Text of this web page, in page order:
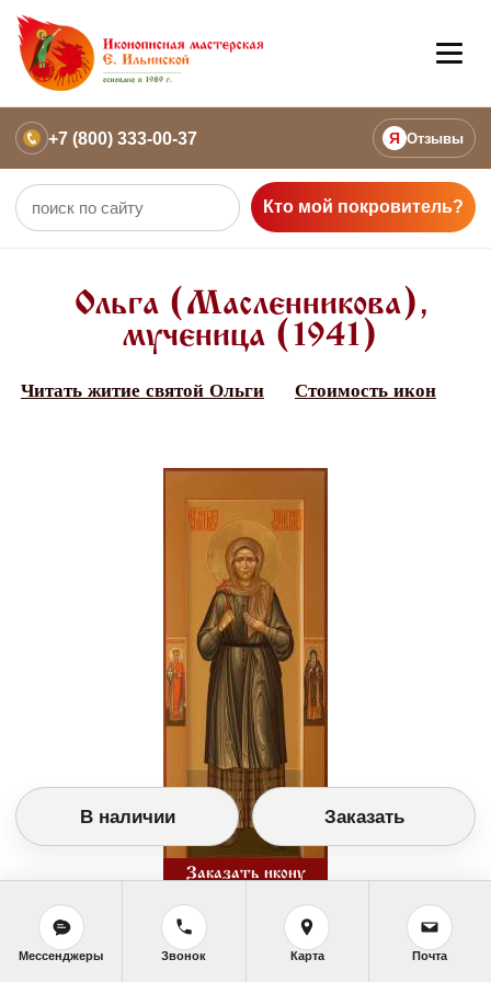
+7 (800) 333-00-37 Я Отзывы
Кто мой покровитель?
Ольга (Масленникова),
мученица (1941)
Читать житие святой Ольги Стоимость икон
Заказать икону
позолота.)
В наличии Заказать
Мессенджеры Звонок Карта Почта